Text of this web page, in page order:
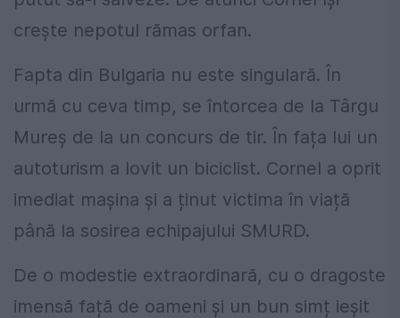
crește nepotul rămas orfan.
Fapta din Bulgaria nu este singulară. În
urmă cu ceva timp, se întorcea de la Târgu
Mureș de la un concurs de tir. În fața lui un
autoturism a lovit un biciclist. Cornel a oprit
imediat mașina și a ținut victima în viață
până la sosirea echipajului SMURD.
De o modestie extraordinară, cu o dragoste
imensă față de oameni și un bun simț ieșit